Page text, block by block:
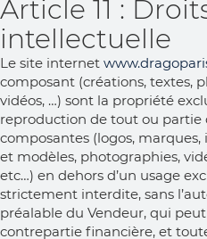
Article 11 :
intellectuelle
Le site internet
composant (créations, textes,
vidéos, …) sont la propriété
reproduction de tout ou partie
composantes (logos,
et modèles, photographies,
etc…) en dehors d’un usage
strictement interdite, sans
préalable du Vendeur, qui
contrepartie financière, et